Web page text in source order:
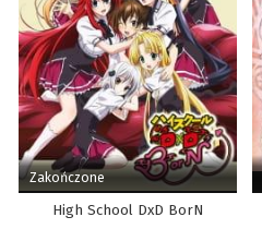
Zakończone
High School DxD BorN